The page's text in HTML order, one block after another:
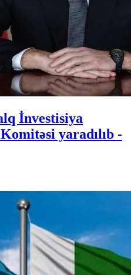
İnvestisiya
yaradılıb -